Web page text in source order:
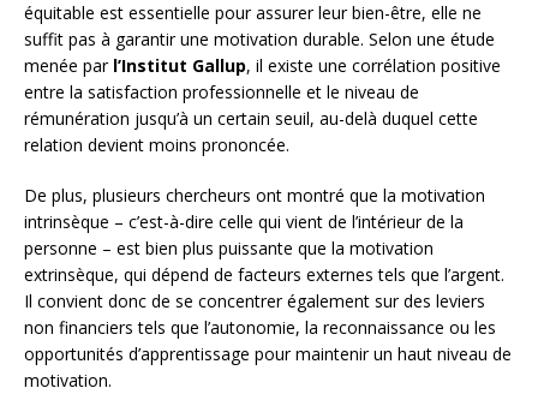
équitable est essentielle pour assurer leur bien-être, elle ne
suffit pas à garantir une motivation durable. Selon une étude
menée par l’Institut Gallup, il existe une corrélation positive
entre la satisfaction professionnelle et le niveau de
rémunération jusqu’à un certain seuil, au-delà duquel cette
relation devient moins prononcée.
De plus, plusieurs chercheurs ont montré que la motivation
intrinsèque – c’est-à-dire celle qui vient de l’intérieur de la
personne – est bien plus puissante que la motivation
extrinsèque, qui dépend de facteurs externes tels que l’argent.
Il convient donc de se concentrer également sur des leviers
non financiers tels que l’autonomie, la reconnaissance ou les
opportunités d’apprentissage pour maintenir un haut niveau de
motivation.